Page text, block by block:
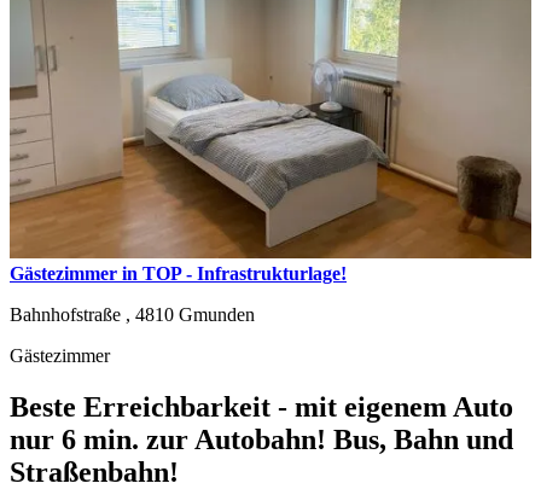
Gästezimmer in TOP - Infrastrukturlage!
Bahnhofstraße , 4810 Gmunden
Gästezimmer
Beste Erreichbarkeit - mit eigenem Auto
nur 6 min. zur Autobahn! Bus, Bahn und
Straßenbahn!